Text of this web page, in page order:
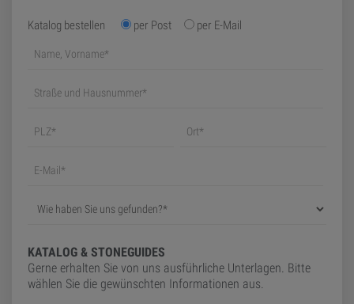
Katalog bestellen per Post per E-Mail
KATALOG & STONEGUIDES
Gerne erhalten Sie von uns ausführliche Unterlagen. Bitte
wählen Sie die gewünschten Informationen aus.